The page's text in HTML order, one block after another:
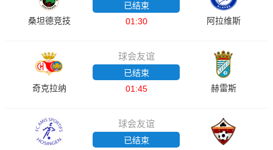
桑坦德竞技
已结束
01:30
阿拉维斯
奇克拉纳
球会友谊
已结束
01:45
赫雷斯
球会友谊
已结束